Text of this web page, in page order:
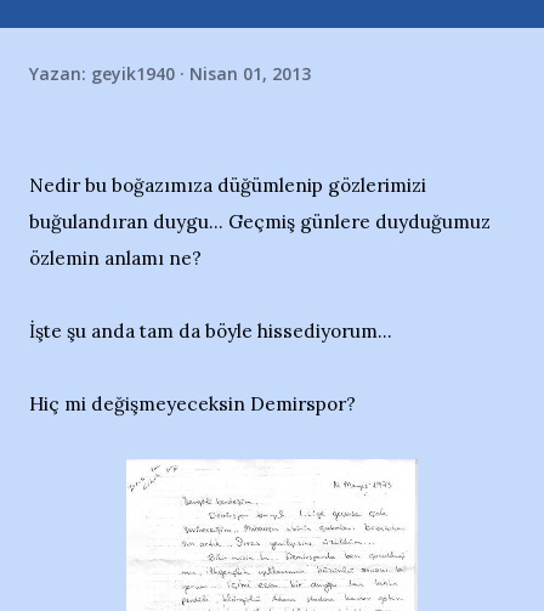
Yazan: geyik1940 Nisan 01, 2013
Nedir bu boğazımıza düğümlenip gözlerimizi
buğulandıran duygu... Geçmiş günlere duyduğumuz
özlemin anlamı ne?
İşte şu anda tam da böyle hissediyorum...
Hiç mi değişmeyeceksin Demirspor?